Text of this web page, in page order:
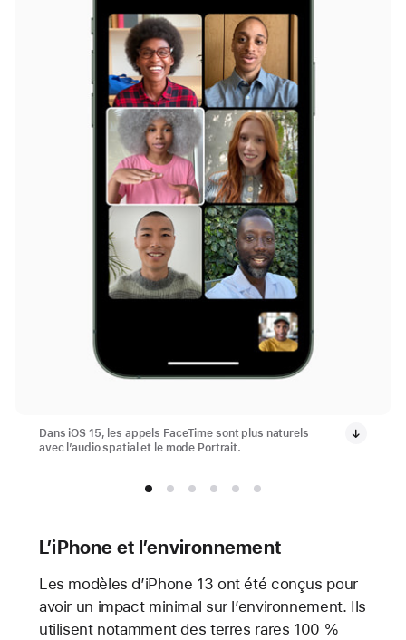
Dans iOS 15, les appels FaceTime sont plus naturels
avec l’audio spatial et le mode Portrait.
L’iPhone et l’environnement
Les modèles d’iPhone 13 ont été conçus pour
avoir un impact minimal sur l’environnement. Ils
utilisent notamment des terres rares 100 %